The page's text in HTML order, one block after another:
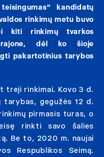
kandidatų
rinkimų metu buvo
kiti rinkimų tvarkos
dėl ko šioje
pakartotinius tarybos
treji rinkimai. Kovo 3 d.
tarybas, gegužės 12 d.
pirmasis turas, o
rinkti savo šalies
Be to, 2020 m. naujai
Respublikos Seimą.